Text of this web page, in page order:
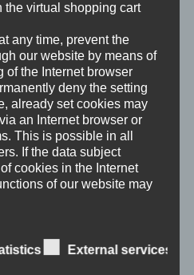
the virtual shopping cart
any time, prevent the
our website by means of
of the Internet browser
deny the setting
already set cookies may
an Internet browser or
This is possible in all
If the data subject
cookies in the Internet
of our website may
series of general data and
External services